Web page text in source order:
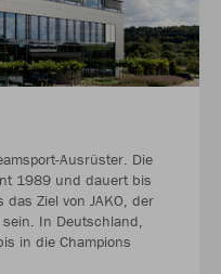
Ausrüster. Die
1989 und dauert bis
Ziel von JAKO, der
In Deutschland,
in die Champions